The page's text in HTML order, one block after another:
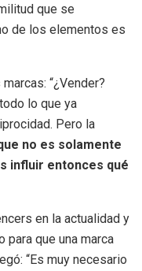
que se
de los elementos es
“¿Vender?
lo que ya
Pero la
no es solamente
influir entonces qué
en la actualidad y
para que una marca
“Es muy necesario